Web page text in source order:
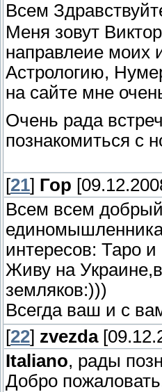
Всем
Меня зовут
направлеие моих
Астрологию,
на сайте мне
Очень рада
познакомиться
[21] Гор
Всем всем
интересов: Таро
Живу на
земляков:)))
Всегда ваш и с
[22] zvezda
Italiano, рады
Добро